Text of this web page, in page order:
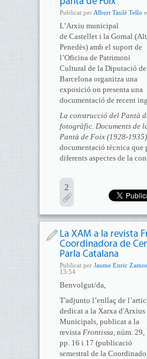
Publicat per Albert Taulé Tello
L’Arxiu municipal
de Castellet i la Gornal (Alt
Penedès) amb el suport de
l’Oficina de Patrimoni
Cultural de la Diputació de
Barcelona organitza una
exposició on presenta una
documentació de recent
La construcció del Pantà
fotogràfic. Documents de
Pantà de Foix (1928-1935)
documentació tècnica que
diferents aspectes de la
2
La XAM a la revista
Coordinadora de
Parla Catalana
Publicat per Jaume Enric
13:54
Benvolgut/da,
T'adjunto l’enllaç de
dedicat a la Xarxa d'Arxius
Municipals, publicat a la
revista Frontissa, núm. 29,
pp. 16 i 17 (publicació
semestral de la